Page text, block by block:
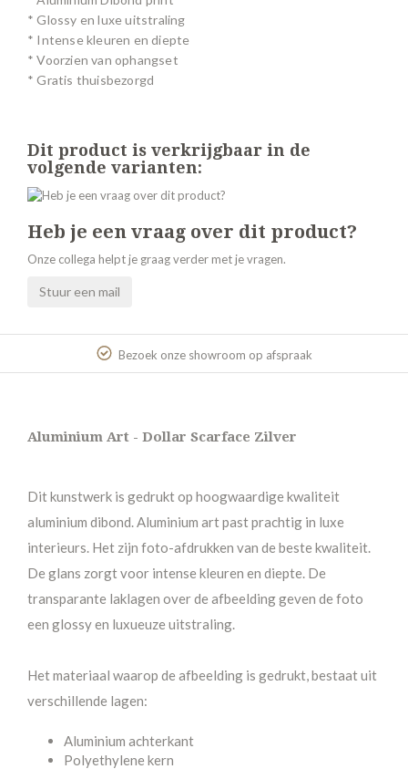
* Glossy en luxe uitstraling
* Intense kleuren en diepte
* Voorzien van ophangset
* Gratis thuisbezorgd
Dit product is verkrijgbaar in de
volgende varianten:
Heb je een vraag over dit product?
Onze collega helpt je graag verder met je vragen.
Stuur een mail
Bezoek onze showroom op afspraak
Aluminium Art - Dollar Scarface Zilver
Dit kunstwerk is gedrukt op hoogwaardige kwaliteit
aluminium dibond. Aluminium art past prachtig in luxe
interieurs. Het zijn foto-afdrukken van de beste kwaliteit.
De glans zorgt voor intense kleuren en diepte. De
transparante laklagen over de afbeelding geven de foto
een glossy en luxueuze uitstraling.
Het materiaal waarop de afbeelding is gedrukt, bestaat uit
verschillende lagen:
Aluminium achterkant
Polyethylene kern